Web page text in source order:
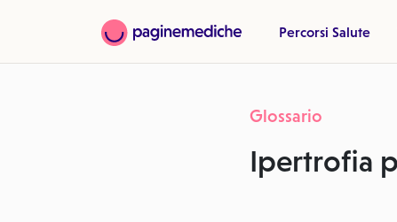
Percorsi Salute
Glossario
Ipertrofia